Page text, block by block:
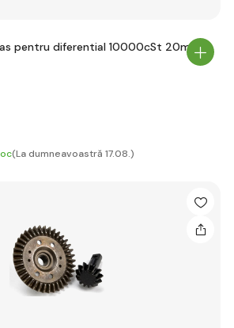
pentru diferential 10000cSt 20ml
(La dumneavoastră 17.08.)